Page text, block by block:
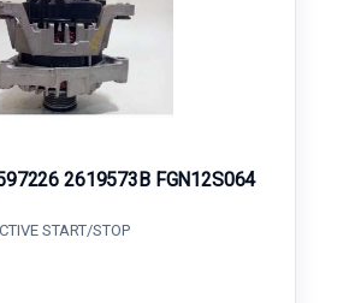
2619573B FGN12S064
START/STOP